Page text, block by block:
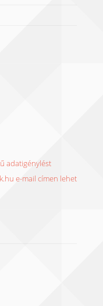
adatigénylést
e-mail címen lehet